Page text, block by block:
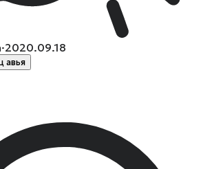
·2020.09.18
авья